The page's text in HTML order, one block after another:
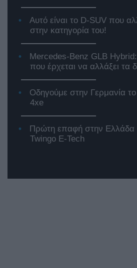
Αυτό είναι το D-SUV που
στην κατηγορία του!
Mercedes-Benz GLB
που έρχεται να αλλάξει τα
Οδηγούμε στην Γερμανία
4xe
Πρώτη επαφή στην Ελλάδα
Twingo E-Tech